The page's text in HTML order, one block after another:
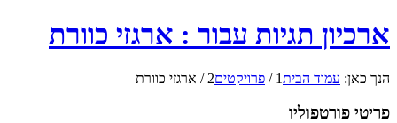
ארכיון תגיות עבור : ארגזי כוורת
הנך כאן: עמוד הבית1
/ פרויקטים2
/ ארגזי כוורת
פריטי פורטפוליו